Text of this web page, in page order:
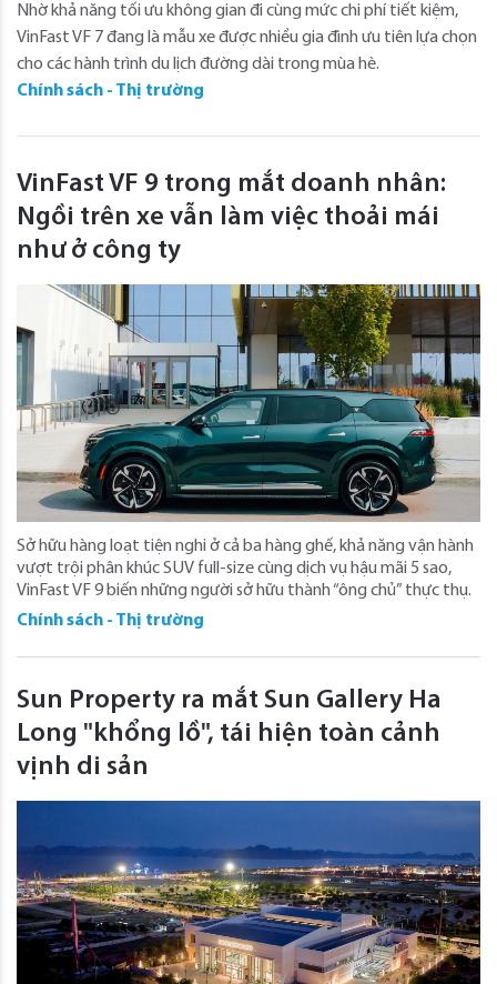
Nhờ khả năng tối ưu không gian đi cùng mức chi phí tiết kiệm,
VinFast VF 7 đang là mẫu xe được nhiều gia đình ưu tiên lựa chọn
cho các hành trình du lịch đường dài trong mùa hè.
Chính sách - Thị trường
VinFast VF 9 trong mắt doanh nhân:
Ngồi trên xe vẫn làm việc thoải mái
như ở công ty
Sở hữu hàng loạt tiện nghi ở cả ba hàng ghế, khả năng vận hành
vượt trội phân khúc SUV full-size cùng dịch vụ hậu mãi 5 sao,
VinFast VF 9 biến những người sở hữu thành “ông chủ” thực thụ.
Chính sách - Thị trường
Sun Property ra mắt Sun Gallery Ha
Long "khổng lồ", tái hiện toàn cảnh
vịnh di sản